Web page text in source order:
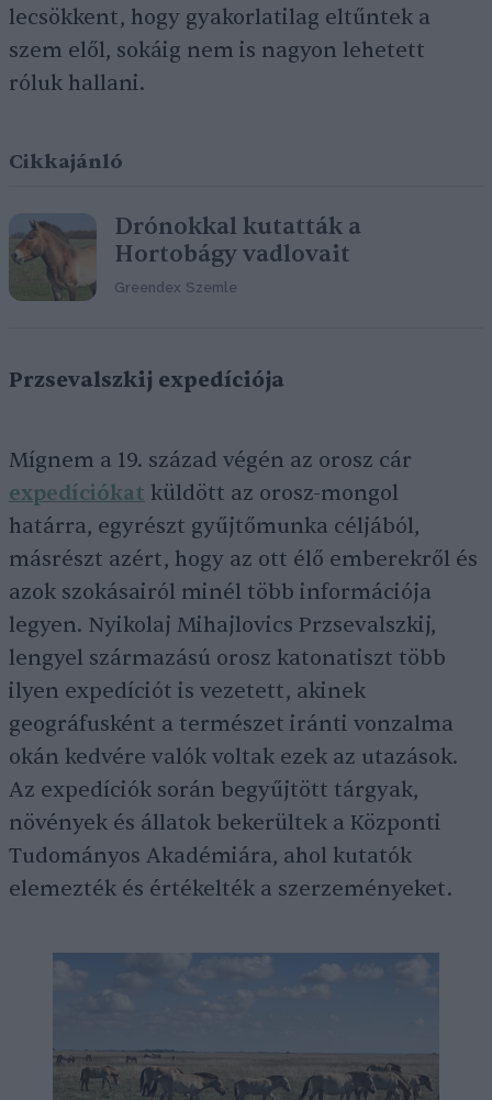
lecsökkent, hogy gyakorlatilag eltűntek a
szem elől, sokáig nem is nagyon lehetett
róluk hallani.
Cikkajánló
Drónokkal kutatták a
Hortobágy vadlovait
Greendex Szemle
Przsevalszkij expedíciója
Mígnem a 19. század végén az orosz cár
expedíciókat küldött az orosz-mongol
határra, egyrészt gyűjtőmunka céljából,
másrészt azért, hogy az ott élő emberekről és
azok szokásairól minél több információja
legyen. Nyikolaj Mihajlovics Przsevalszkij,
lengyel származású orosz katonatiszt több
ilyen expedíciót is vezetett, akinek
geográfusként a természet iránti vonzalma
okán kedvére valók voltak ezek az utazások.
Az expedíciók során begyűjtött tárgyak,
növények és állatok bekerültek a Központi
Tudományos Akadémiára, ahol kutatók
elemezték és értékelték a szerzeményeket.